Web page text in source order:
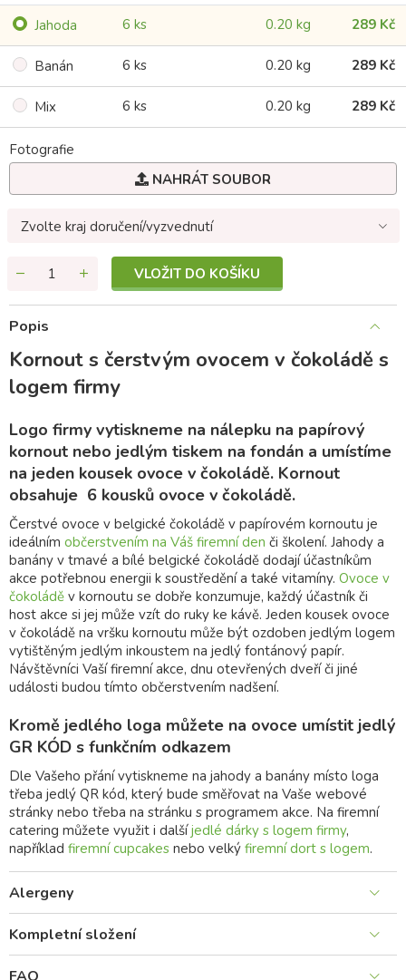
Jahoda
6 ks 0.20 kg 289 Kč
Banán 6 ks 0.20 kg 289 Kč
Mix 6 ks 0.20 kg 289 Kč
Fotografie
NAHRÁT SOUBOR
Zvolte kraj doručení/vyzvednutí
VLOŽIT DO KOŠÍKU
Popis
Kornout s čerstvým ovocem v čokoládě s
logem firmy
Logo firmy vytiskneme na nálepku na papírový
kornout nebo jedlým tiskem na fondán a umístíme
na jeden kousek ovoce v čokoládě. Kornout
obsahuje 6 kousků ovoce v čokoládě.
Čerstvé ovoce v belgické čokoládě v papírovém kornoutu je
ideálním občerstvením na Váš firemní den či školení. Jahody a
banány v tmavé a bílé belgické čokoládě dodají účastníkům
akce potřebnou energii k soustředění a také vitamíny. Ovoce v
čokoládě v kornoutu se dobře konzumuje, každý účastník či
host akce si jej může vzít do ruky ke kávě. Jeden kousek ovoce
v čokoládě na vršku kornoutu může být ozdoben jedlým logem
vytištěným jedlým inkoustem na jedlý fontánový papír.
Návštěvníci Vaší firemní akce, dnu otevřených dveří či jiné
události budou tímto občerstvením nadšení.
Kromě jedlého loga můžete na ovoce umístit jedlý
GR KÓD s funkčním odkazem
Dle Vašeho přání vytiskneme na jahody a banány místo loga
třeba jedlý QR kód, který bude směřovat na Vaše webové
stránky nebo třeba na stránku s programem akce. Na firemní
catering můžete využit i dalšíjedlé dárky s logem firmy,
například firemní cupcakes nebo velký firemní dort s logem.
Alergeny
Kompletní složení